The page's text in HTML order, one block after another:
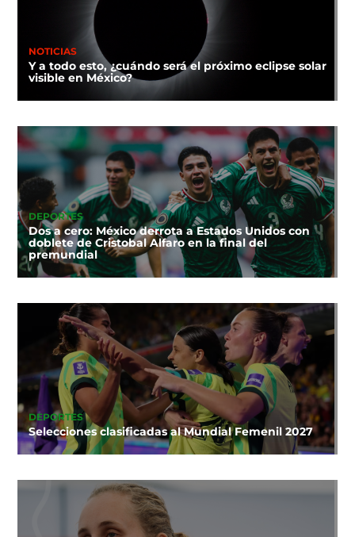
NOTICIAS
Y a todo esto, ¿cuándo será el próximo eclipse solar
visible en México?
DEPORTES
Dos a cero: México derrota a Estados Unidos con
doblete de Cristobal Alfaro en la final del
premundial
DEPORTES
Selecciones clasificadas al Mundial Femenil 2027